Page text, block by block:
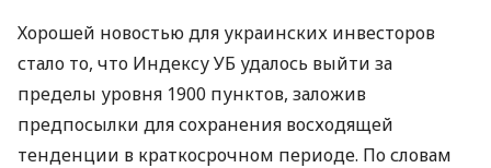
Хорошей новостью для украинских инвесторов
стало то, что Индексу УБ удалось выйти за
пределы уровня 1900 пунктов, заложив
предпосылки для сохранения восходящей
тенденции в краткосрочном периоде. По словам